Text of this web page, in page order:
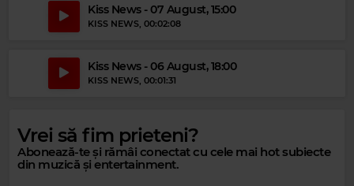
Kiss News - 07 August, 15:00
KISS NEWS, 00:02:08
Kiss News - 06 August, 18:00
KISS NEWS, 00:01:31
Vrei să fim prieteni?
Abonează-te și rămâi conectat cu cele mai hot subiecte
din muzică și entertainment.